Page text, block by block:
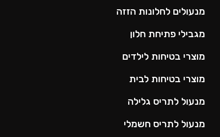
מנעולים לחלונות הזזה
מגבילי פתיחת חלון
מוצרי בטיחות לילדים
מוצרי בטיחות לבית
מנעול לתריס גלילה
מנעול לתריס חשמלי